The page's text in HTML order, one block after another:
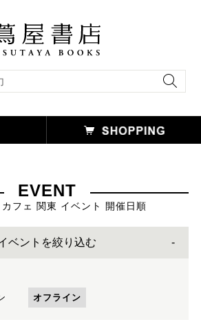
EVENT
フェ 関東 イベント 開催日順
ベントを絞り込む
オフライン